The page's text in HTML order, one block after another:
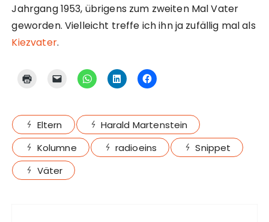
Jahrgang 1953, übrigens zum zweiten Mal Vater
geworden. Vielleicht treffe ich ihn ja zufällig mal als
Kiezvater.
Eltern
Harald Martenstein
Kolumne
radioeins
Snippet
Väter